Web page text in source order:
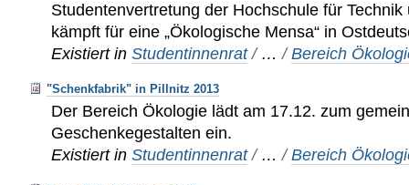
Studentenvertretung der Hochschule für
kämpft für eine „Ökologische Mensa“ in
Existiert in Studentinnenrat / …/Bereich
"Schenkfabrik" in Pillnitz 2013
Der Bereich Ökologie lädt am 17.12. zum
Geschenkegestalten ein.
Existiert in Studentinnenrat / …/Bereich